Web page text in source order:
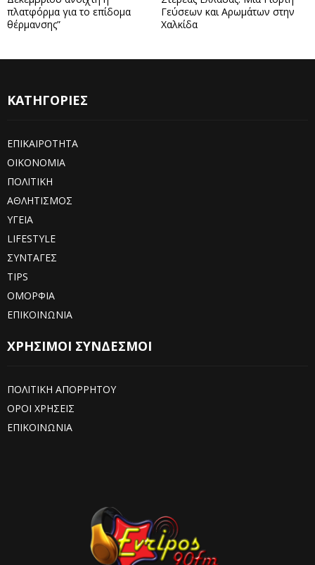
πλατφόρμα για το επίδομα
θέρμανσης”
Γεύσεων και Αρωμάτων στην
Χαλκίδα
ΚΑΤΗΓΟΡΙΕΣ
ΕΠΙΚΑΙΡΟΤΗΤΑ
ΟΙΚΟΝΟΜΙΑ
ΠΟΛΙΤΙΚΗ
ΑΘΛΗΤΙΣΜΟΣ
ΥΓΕΙΑ
LIFESTYLE
ΣΥΝΤΑΓΕΣ
TIPS
ΟΜΟΡΦΙΑ
ΕΠΙΚΟΙΝΩΝΙΑ
ΧΡΗΣΙΜΟΙ ΣΥΝΔΕΣΜΟΙ
ΠΟΛΙΤΙΚΗ ΑΠΟΡΡΗΤΟΥ
ΟΡΟΙ ΧΡΗΣΕΙΣ
ΕΠΙΚΟΙΝΩΝΙΑ